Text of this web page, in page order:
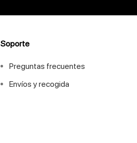
Soporte
Preguntas frecuentes
Envíos y recogida